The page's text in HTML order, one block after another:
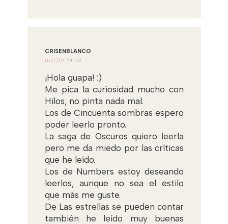
CRISENBLANCO
15/7/12 21:03
¡Hola guapa! :)
Me pica la curiosidad mucho con
Hilos, no pinta nada mal.
Los de Cincuenta sombras espero
poder leerlo pronto.
La saga de Oscuros quiero leerla
pero me da miedo por las críticas
que he leído.
Los de Numbers estoy deseando
leerlos, aunque no sea el estilo
que más me guste.
De Las estrellas se pueden contar
también he leído muy buenas